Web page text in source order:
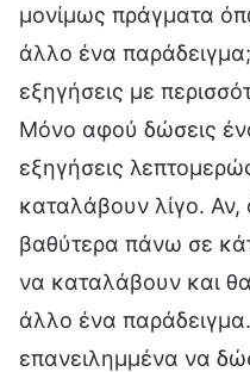
μονίμως πράγματα
άλλο ένα
εξηγήσεις με
Μόνο αφού δώσεις
εξηγήσεις
καταλάβουν λίγο.
βαθύτερα πάνω σε
να καταλάβουν και
άλλο ένα παράδειγμα.
επανειλημμένα να